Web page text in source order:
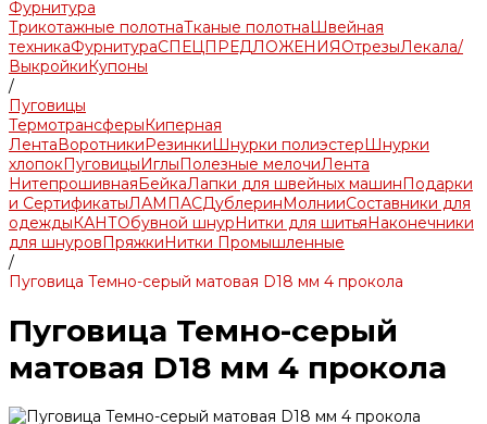
Фурнитура
Трикотажные полотнаТканые полотнаШвейная
техникаФурнитураСПЕЦПРЕДЛОЖЕНИЯОтрезыЛекала/
ВыкройкиКупоны
/
Пуговицы
ТермотрансферыКиперная
ЛентаВоротникиРезинкиШнурки полиэстерШнурки
хлопокПуговицыИглыПолезные мелочиЛента
НитепрошивнаяБейкаЛапки для швейных машинПодарки
и СертификатыЛАМПАСДублеринМолнииСоставники для
одеждыКАНТОбувной шнурНитки для шитьяНаконечники
для шнуровПряжкиНитки Промышленные
/
Пуговица Темно-серый матовая D18 мм 4 прокола
Пуговица Темно-серый
матовая D18 мм 4 прокола